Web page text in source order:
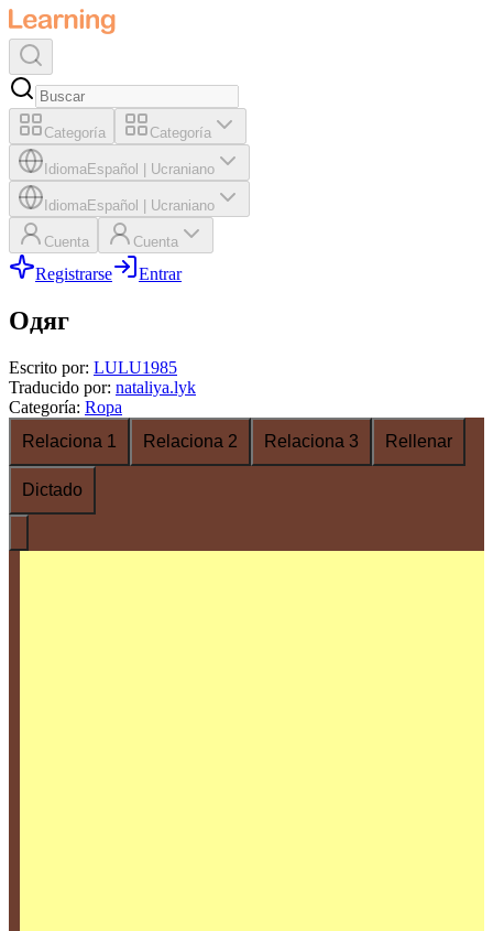
Categoría Categoría
IdiomaEspañol Ucraniano
IdiomaEspañol Ucraniano
Cuenta Cuenta
Registrarse Entrar
Одяг
Escrito por: LULU1985
Traducido por: nataliya.lyk
Categoría: Ropa
Relaciona 1
Relaciona 2 Relaciona 3 Rellenar
Dictado